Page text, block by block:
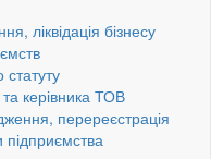
ліквідація бізнесу
статуту
та керівника ТОВ
перереєстрація